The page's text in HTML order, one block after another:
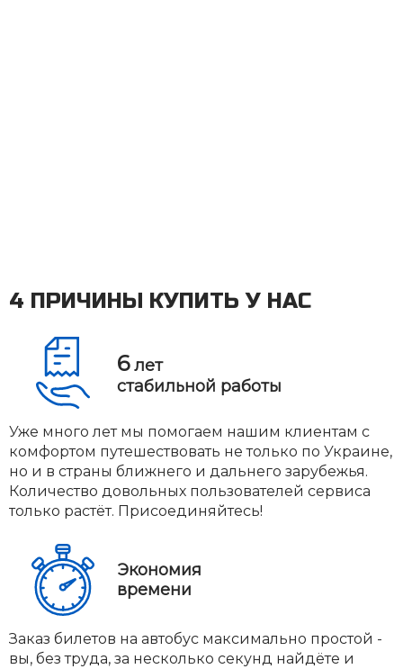
4 ПРИЧИНЫ КУПИТЬ У НАС
6лет
стабильной работы
Уже много лет мы помогаем нашим клиентам с
комфортом путешествовать не только по Украине,
но и в страны ближнего и дальнего зарубежья.
Количество довольных пользователей сервиса
только растёт. Присоединяйтесь!
Экономия
времени
Заказ билетов на автобус максимально простой -
вы, без труда, за несколько секунд найдёте и